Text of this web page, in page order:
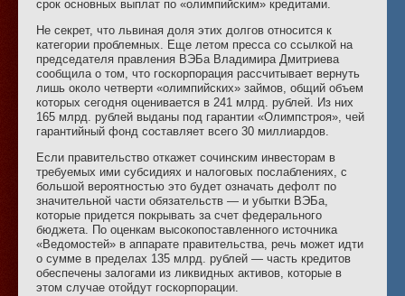
срок основных выплат по «олимпийским» кредитами.
Не секрет, что львиная доля этих долгов относится к
категории проблемных. Еще летом пресса со ссылкой на
председателя правления ВЭБа Владимира Дмитриева
сообщила о том, что госкорпорация рассчитывает вернуть
лишь около четверти «олимпийских» займов, общий объем
которых сегодня оценивается в 241 млрд. рублей. Из них
165 млрд. рублей выданы под гарантии «Олимпстроя», чей
гарантийный фонд составляет всего 30 миллиардов.
Если правительство откажет сочинским инвесторам в
требуемых ими субсидиях и налоговых послаблениях, с
большой вероятностью это будет означать дефолт по
значительной части обязательств — и убытки ВЭБа,
которые придется покрывать за счет федерального
бюджета. По оценкам высокопоставленного источника
«Ведомостей» в аппарате правительства, речь может идти
о сумме в пределах 135 млрд. рублей — часть кредитов
обеспечены залогами из ликвидных активов, которые в
этом случае отойдут госкорпорации.